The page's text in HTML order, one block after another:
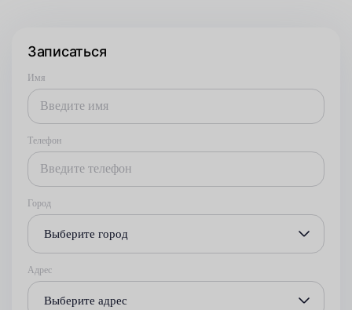
Записаться
Имя
Телефон
Город
Выберите город
Адрес
Выберите адрес